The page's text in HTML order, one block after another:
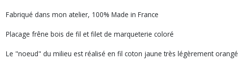
Fabriqué dans mon atelier, 100% Made in France
Placage frêne bois de fil et filet de marqueterie coloré
Le "noeud" du milieu est réalisé en fil coton jaune très légèrement orangé